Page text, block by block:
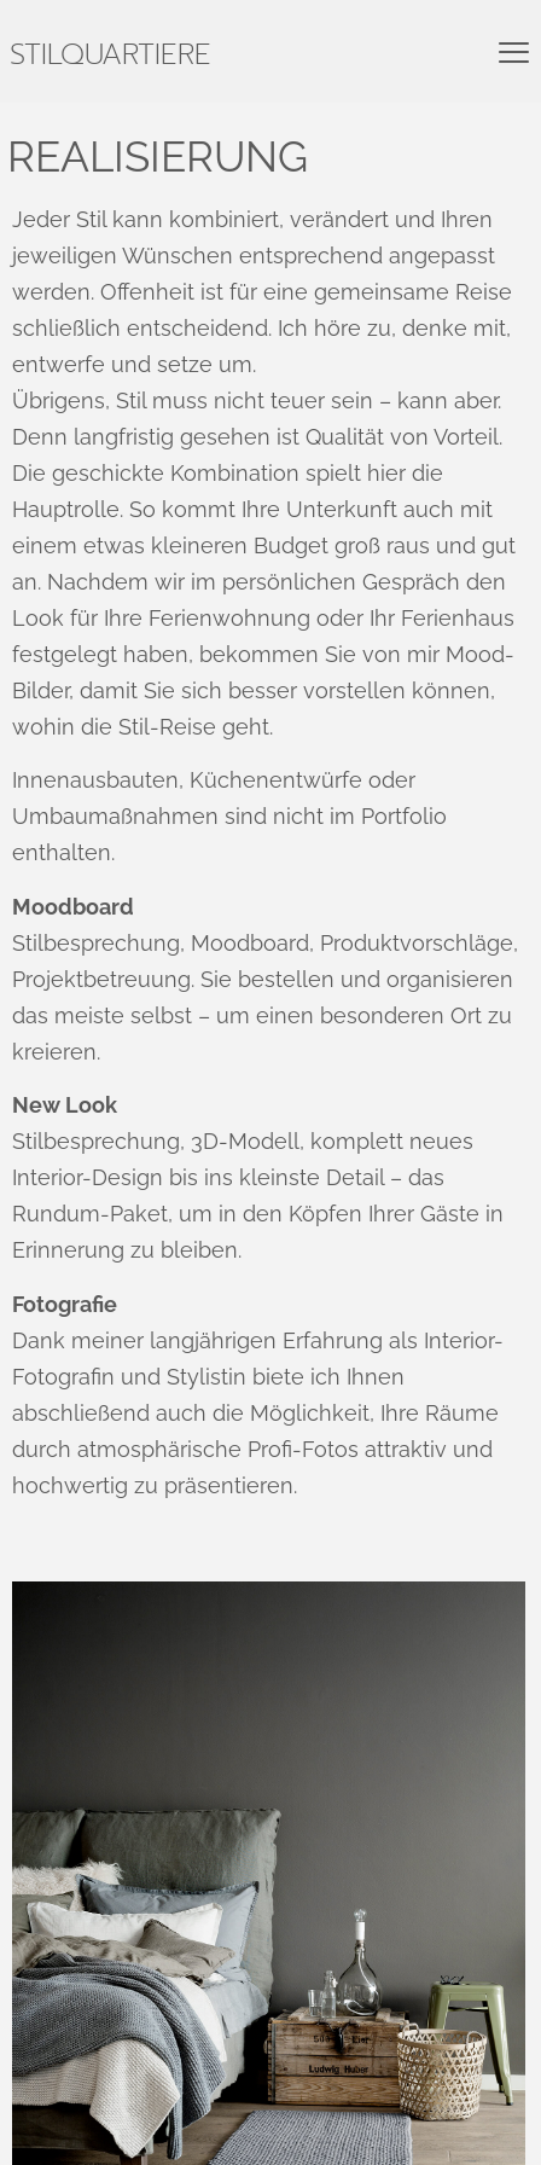
STILQUARTIERE
REALISIERUNG
Jeder Stil kann kombiniert, verändert und Ihren
jeweiligen Wünschen entsprechend angepasst
werden. Offenheit ist für eine gemeinsame Reise
schließlich entscheidend. Ich höre zu, denke mit,
entwerfe und setze um.
Übrigens, Stil muss nicht teuer sein – kann aber.
Denn langfristig gesehen ist Qualität von Vorteil.
Die geschickte Kombination spielt hier die
Hauptrolle. So kommt Ihre Unterkunft auch mit
einem etwas kleineren Budget groß raus und gut
an. Nachdem wir im persönlichen Gespräch den
Look für Ihre Ferienwohnung oder Ihr Ferienhaus
festgelegt haben, bekommen Sie von mir Mood-
Bilder, damit Sie sich besser vorstellen können,
wohin die Stil-Reise geht.
Innenausbauten, Küchenentwürfe oder
Umbaumaßnahmen sind nicht im Portfolio
enthalten.
Moodboard
Stilbesprechung, Moodboard, Produktvorschläge,
Projektbetreuung. Sie bestellen und organisieren
das meiste selbst – um einen besonderen Ort zu
kreieren.
New Look
Stilbesprechung, 3D-Modell, komplett neues
Interior-Design bis ins kleinste Detail – das
Rundum-Paket, um in den Köpfen Ihrer Gäste in
Erinnerung zu bleiben.
Fotografie
Dank meiner langjährigen Erfahrung als Interior-
Fotografin und Stylistin biete ich Ihnen
abschließend auch die Möglichkeit, Ihre Räume
durch atmosphärische Profi-Fotos attraktiv und
hochwertig zu präsentieren.